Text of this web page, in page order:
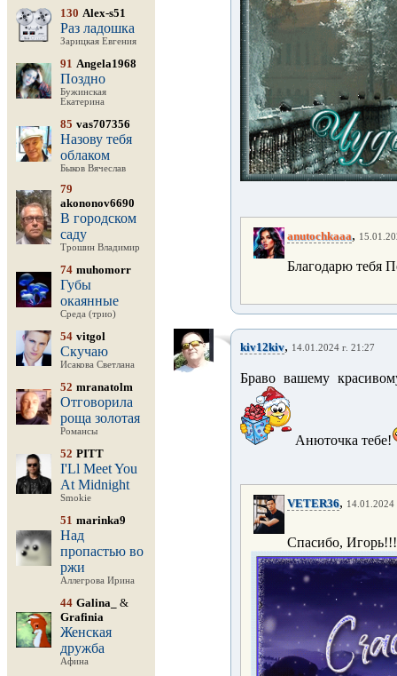
130 Alex-s51
Раз ладошка
Зарицкая Евгения
91 Angela1968
Поздно
Бужинская
Екатерина
85 vas707356
Назову тебя
облаком
Быков Вячеслав
79
akononov6690
В городском
саду
Трошин Владимир
74 muhomorr
Губы
окаянные
Среда (трио)
54 vitgol
Скучаю
Исакова Светлана
52 mranatolm
Отговорила
роща золотая
Романсы
52 PITT
I'Ll Meet You
At Midnight
Smokie
51 marinka9
Над
пропастью во
ржи
Аллегрова Ирина
44 Galina_
&
Grafinia
Женская
дружба
Афина
anutochkaaa,
Благодарю тебя
kiv12kiv, 14.01.2024 г. 21:27
Браво вашему
Анюточка тебе!
VETER36, 14.01.2024
Спасибо, Игорь!!!